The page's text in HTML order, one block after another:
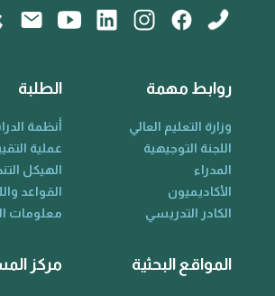
روابط مهمة
وزارة التعليم العالي
اللجنة التوجيهية
المدراء
الأكاديميون
الكادر التدريسي
الطلبة
أنظمة
عملية
الهيكل
القواعد
معلومات
المواقع البحثية مركز